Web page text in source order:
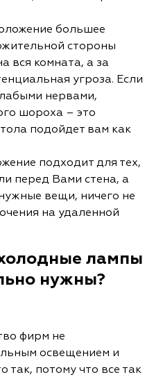
большее
стороны
вся комната, а за
угроза. Если
нервами,
шороха – это
подойдет вам как
подходит для тех,
перед Вами стена, а
вещи, ничего не
на удаленной
лампы
нужны?
фирм не
освещением и
так, потому что все так